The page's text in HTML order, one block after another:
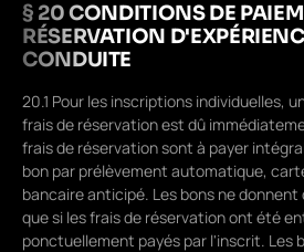
§ 20 CONDITIONS DE
RÉSERVATION
CONDUITE
20.1 Pour les inscriptions individuelles,
frais de réservation est dû
frais de réservation sont à payer
bon par prélèvement automatique,
bancaire anticipé. Les bons ne
que si les frais de réservation ont été
ponctuellement payés par l'inscrit. Les